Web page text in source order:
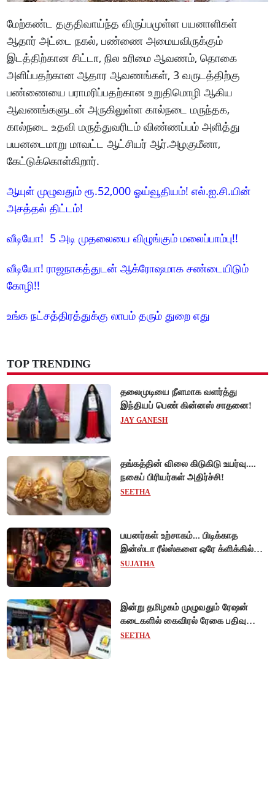
மேற்கண்ட தகுதிவாய்ந்த விருப்பமுள்ள பயனாளிகள்
ஆதார் அட்டை நகல், பண்ணை அமையவிருக்கும்
இடத்திற்கான சிட்டா, நில உரிமை ஆவணம், தொகை
அளிப்பதற்கான ஆதார ஆவணங்கள், 3 வருடத்திற்கு
பண்ணையை பராமரிப்பதற்கான உறுதிமொழி ஆகிய
ஆவணங்களுடன் அருகிலுள்ள கால்நடை மருந்தக,
கால்நடை உதவி மருத்துவரிடம் விண்ணப்பம் அளித்து
பயனடைமாறு மாவட்ட ஆட்சியர் ஆர்.அழகுமீனா,
கேட்டுக்கொள்கிறார்.
ஆயுள் முழுவதும் ரூ.52,000 ஓய்வூதியம்! எல்.ஐ.சி.யின்
அசத்தல் திட்டம்!
வீடியோ! 5 அடி முதலையை விழுங்கும் மலைப்பாம்பு!!
வீடியோ! ராஜநாகத்துடன் ஆக்ரோஷமாக சண்டையிடும்
கோழி!!
உங்க நட்சத்திரத்துக்கு லாபம் தரும் துறை எது
TOP TRENDING
தலைமுடியை நீளமாக வளர்த்து
இந்தியப் பெண் கின்னஸ் சாதனை!
JAY GANESH
தங்கத்தின் விலை கிடுகிடு உயர்வு....
நகைப் பிரியர்கள் அதிர்ச்சி!
SEETHA
பயனர்கள் உற்சாகம்... பிடிக்காத
இன்ஸ்டா ரீல்ஸ்களை ஒரே க்ளிக்கில்
மாற்றியமைக்கலாம்!
SUJATHA
இன்று தமிழகம் முழுவதும் ரேஷன்
கடைகளில் கைவிரல் ரேகை பதிவு
சிறப்பு முகாம்!
SEETHA